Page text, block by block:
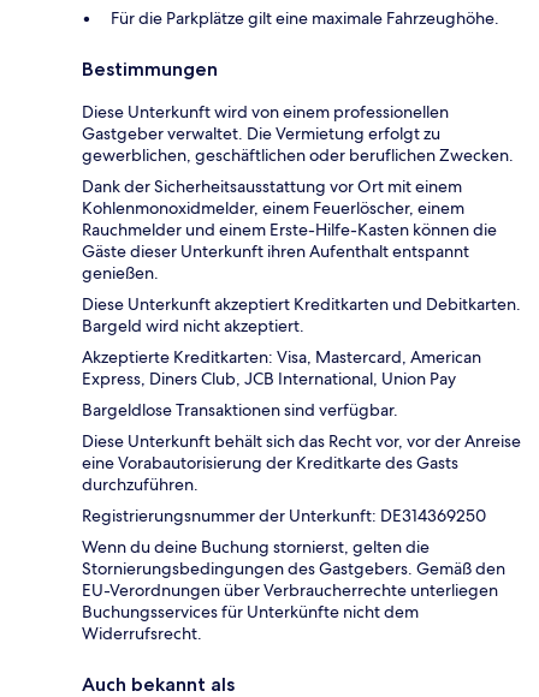
Für die Parkplätze gilt eine maximale Fahrzeughöhe.
Bestimmungen
Diese Unterkunft wird von einem professionellen
Gastgeber verwaltet. Die Vermietung erfolgt zu
gewerblichen, geschäftlichen oder beruflichen Zwecken.
Dank der Sicherheitsausstattung vor Ort mit einem
Kohlenmonoxidmelder, einem Feuerlöscher, einem
Rauchmelder und einem Erste-Hilfe-Kasten können die
Gäste dieser Unterkunft ihren Aufenthalt entspannt
genießen.
Diese Unterkunft akzeptiert Kreditkarten und Debitkarten.
Bargeld wird nicht akzeptiert.
Akzeptierte Kreditkarten: Visa, Mastercard, American
Express, Diners Club, JCB International, Union Pay
Bargeldlose Transaktionen sind verfügbar.
Diese Unterkunft behält sich das Recht vor, vor der Anreise
eine Vorabautorisierung der Kreditkarte des Gasts
durchzuführen.
Registrierungsnummer der Unterkunft: DE314369250
Wenn du deine Buchung stornierst, gelten die
Stornierungsbedingungen des Gastgebers. Gemäß den
EU-Verordnungen über Verbraucherrechte unterliegen
Buchungsservices für Unterkünfte nicht dem
Widerrufsrecht.
Auch bekannt als